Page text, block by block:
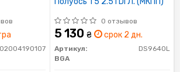
0 отзывов
5 130 ₴ срок 2 дн.
Артикул:
DS9640L
BGA